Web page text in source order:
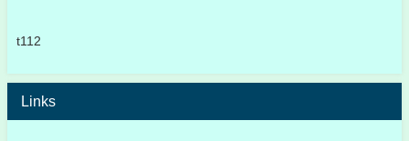
t112
Links